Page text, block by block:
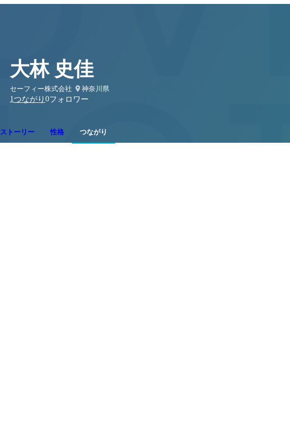
大林 史佳
セーフィー株式会社
神奈川県
1つながり 0フォロワー
ストーリー 性格 つながり